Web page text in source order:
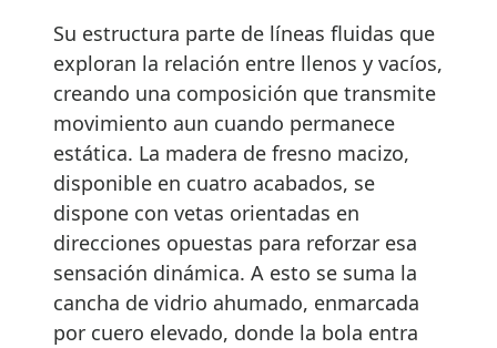
Su estructura parte de líneas fluidas que
exploran la relación entre llenos y vacíos,
creando una composición que transmite
movimiento aun cuando permanece
estática. La madera de fresno macizo,
disponible en cuatro acabados, se
dispone con vetas orientadas en
direcciones opuestas para reforzar esa
sensación dinámica. A esto se suma la
cancha de vidrio ahumado, enmarcada
por cuero elevado, donde la bola entra